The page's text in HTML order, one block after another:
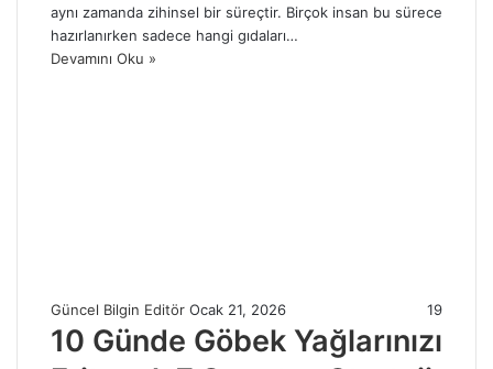
aynı zamanda zihinsel bir süreçtir. Birçok insan bu sürece
hazırlanırken sadece hangi gıdaları…
Devamını Oku »
Güncel Bilgin Editör Ocak 21, 2026 19
10 Günde Göbek Yağlarınızı